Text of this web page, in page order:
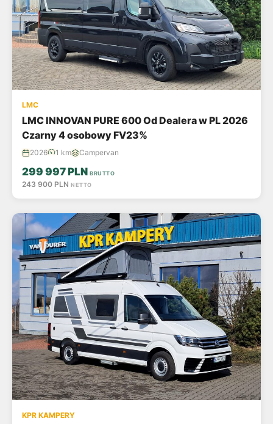
LMC
LMC INNOVAN PURE 600 Od Dealera w PL 2026
Czarny 4 osobowy FV23%
2026 1 km Campervan
299 997 PLN BRUTTO
243 900 PLN NETTO
KPR KAMPERY